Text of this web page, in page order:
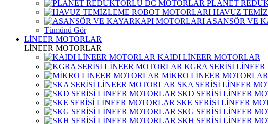
PLANET
HAVUZ
ASANSÖR VE
Tümünü Gör
LİNEER MOTORLAR
LİNEER MOTORLAR
KAIDI LİNEER MOTORLAR
KGRA SERİSİ
MİKRO LİNEER MOTORLAR
SKA SERİSİ LİNEER
SKD SERİSİ LİNEER
SKE SERİSİ LİNEER
SKG SERİSİ LİNEER
SKH SERİSİ LİNEER